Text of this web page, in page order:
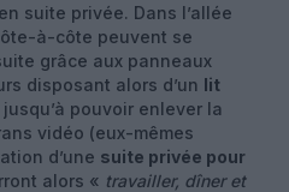
suite privée. Dans l’allée
à-côte peuvent se
grâce aux panneaux
disposant alors d’un lit
pouvoir enlever la
vidéo (eux-mêmes
d’une suite privée pour
alors « travailler, dîner et